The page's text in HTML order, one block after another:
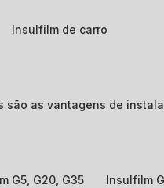
Insulfilm de carro
são as vantagens de
G5, G20, G35 Insulfilm